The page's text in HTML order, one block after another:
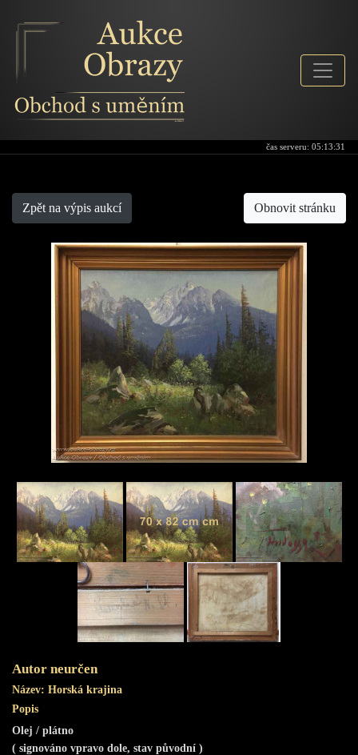
Obchod s uměním
čas serveru: 05:13:31
Zpět na výpis aukcí Obnovit stránku
Autor neurčen
Název: Horská krajina
Popis
Olej / plátno
( signováno vpravo dole, stav původní )